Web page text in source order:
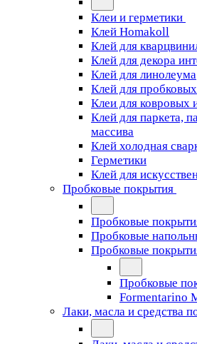
Клеи и герметики
Клей Homakoll
Клей для
Клей для декора
Клей для линолеума
Клей для
Клеи для ковровых
Клей для паркета,
массива
Клей холодная
Герметики
Клей для
Пробковые покрытия
Пробковые
Пробковые
Пробковые
Пробковые
Formentarino
Лаки, масла и средства